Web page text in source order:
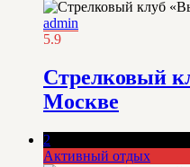
admin
5.9
Стрелковый
Москве
2
Активный отдых